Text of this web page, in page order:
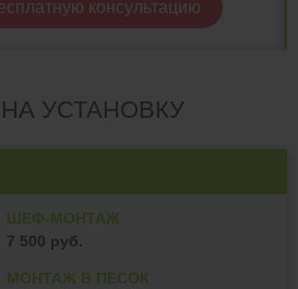
консультацию
УСТАНОВКУ
ШЕФ-МОНТАЖ
7 500 руб.
МОНТАЖ В ПЕСОК